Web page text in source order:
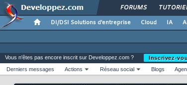
FORUMS
DI/DSI Solutions d'entreprise Cloud IA
Vous n'êtes pas encore inscrit sur Developpez.com ?
Inscrivez-
Derniers messages
Actions Réseau social Blogs